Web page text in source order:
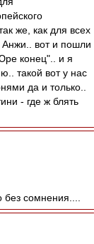
же, как для всех
Анжи.. вот и пошли
конец".. и я
такой вот у нас
да и только..
- где ж блять
сомнения....